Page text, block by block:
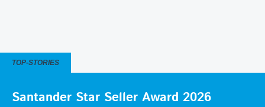
TOP-STORIES
Santander Star Seller Award 2026